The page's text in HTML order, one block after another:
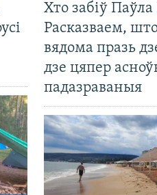
Хто забіў
Расказваем,
вядома празь
дзе цяпер
падазраваныя